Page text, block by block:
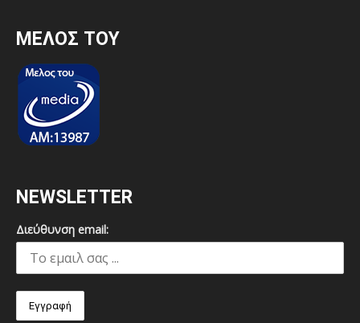
MEΛΟΣ ΤΟΥ
NEWSLETTER
Διεύθυνση email: